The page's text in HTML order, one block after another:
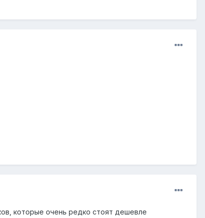
которые очень редко стоят дешевле